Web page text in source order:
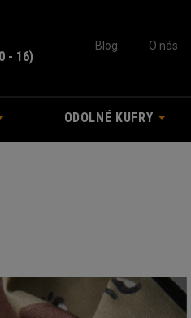
- 16)
Blog O nás
ODOLNÉ KUFRY